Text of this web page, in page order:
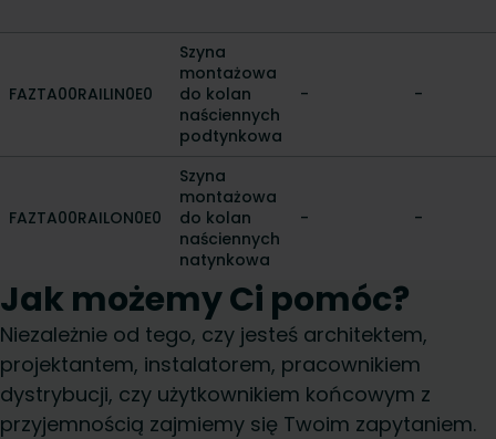
FAZTA00RAILIN0E0
Szyna
montażowa
do kolan
naściennych
podtynkowa
- -
FAZTA00RAILON0E0
Szyna
montażowa
do kolan
naściennych
natynkowa
- -
Jak możemy Ci pomóc?
Niezależnie od tego, czy jesteś architektem,
projektantem, instalatorem, pracownikiem
dystrybucji, czy użytkownikiem końcowym z
przyjemnością zajmiemy się Twoim zapytaniem.